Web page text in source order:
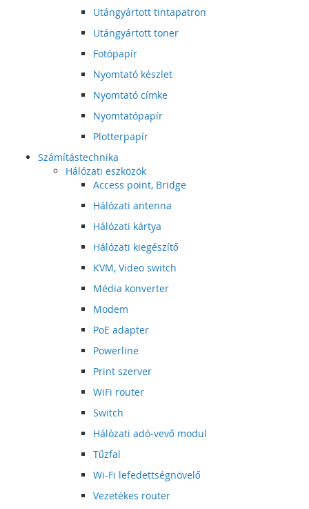
Utángyártott tintapatron
Utángyártott toner
Fotópapír
Nyomtató készlet
Nyomtató címke
Nyomtatópapír
Plotterpapír
Számítástechnika
Hálózati eszközök
Access point, Bridge
Hálózati antenna
Hálózati kártya
Hálózati kiegészítő
KVM, Video switch
Média konverter
Modem
PoE adapter
Powerline
Print szerver
WiFi router
Switch
Hálózati adó-vevő modul
Tűzfal
Wi-Fi lefedettségnövelő
Vezetékes router